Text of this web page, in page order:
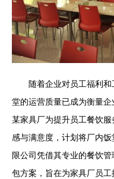
随着企业对员工福利
堂的运营质量已成为衡量
某家具厂为提升员工餐饮
感与满意度，计划将厂内
限公司凭借其专业的餐饮
包方案，旨在为家具厂员